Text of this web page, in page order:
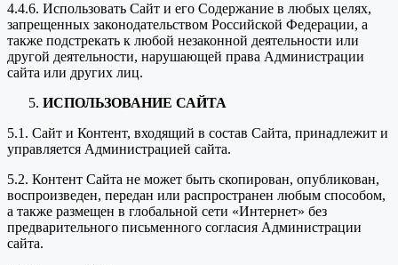
4.4.6. Использовать Сайт и его Содержание в любых целях,
запрещенных законодательством Российской Федерации, а
также подстрекать к любой незаконной деятельности или
другой деятельности, нарушающей права Администрации
сайта или других лиц.
ИСПОЛЬЗОВАНИЕ САЙТА
5.1. Сайт и Контент, входящий в состав Сайта, принадлежит и
управляется Администрацией сайта.
5.2. Контент Сайта не может быть скопирован, опубликован,
воспроизведен, передан или распространен любым способом,
а также размещен в глобальной сети «Интернет» без
предварительного письменного согласия Администрации
сайта.